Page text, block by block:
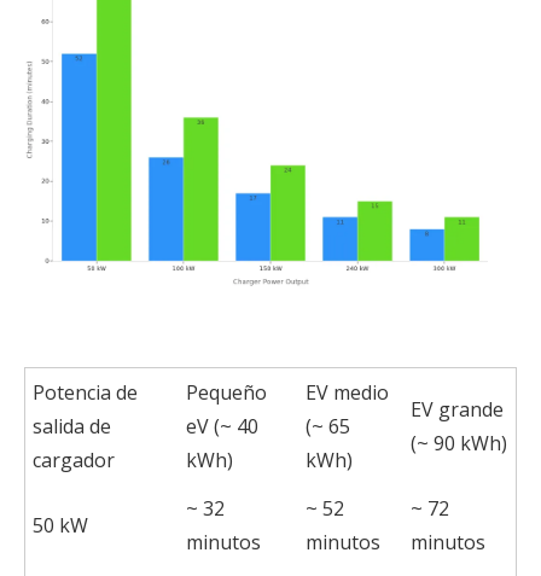
Potencia de
salida de
cargador
Pequeño
eV (~ 40
kWh)
EV medio
(~ 65
kWh)
EV grande
(~ 90 kWh)
50 kW
~ 32
minutos
~ 52
minutos
~ 72
minutos